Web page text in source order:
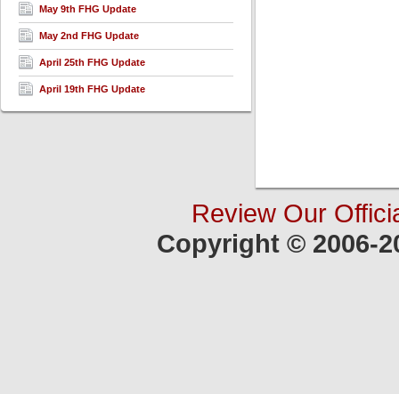
May 9th FHG Update
May 2nd FHG Update
April 25th FHG Update
April 19th FHG Update
Review Our
Copyright © 2006-